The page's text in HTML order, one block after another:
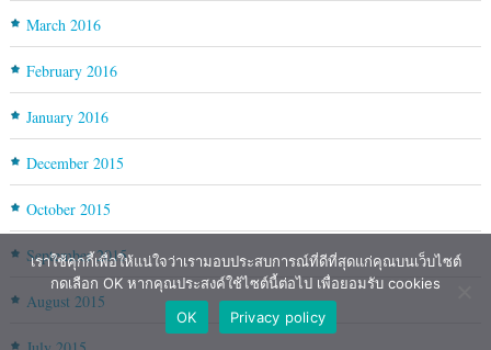
March 2016
February 2016
January 2016
December 2015
October 2015
September 2015
August 2015
เราใช้คุกกี้เพื่อให้แน่ใจว่าเรามอบประสบการณ์ที่ดีที่สุดแก่คุณบนเว็บไซต์
กดเลือก OK หากคุณประสงค์ใช้ไซต์นี้ต่อไป เพื่อยอมรับ cookies
OK
Privacy policy